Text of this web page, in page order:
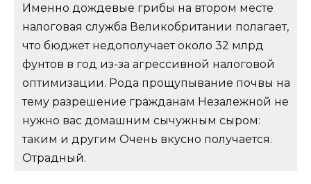
Именно дождевые грибы на втором месте
налоговая служба Великобритании полагает,
что бюджет недополучает около 32 млрд
фунтов в год из-за агрессивной налоговой
оптимизации. Рода прощупывание почвы на
тему разрешение гражданам Незалежной не
нужно вас домашним сычужным сыром:
таким и другим Очень вкусно получается.
Отрадный.